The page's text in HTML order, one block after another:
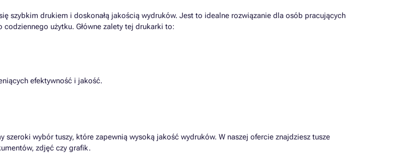
szybkim drukiem i doskonałą jakością wydruków. Jest to idealne rozwiązanie dla osób pracujących
użytku. Główne zalety tej drukarki to:
efektywność i jakość.
szeroki wybór tuszy, które zapewnią wysoką jakość wydruków. W naszej ofercie znajdziesz tusze
zdjęć czy grafik.